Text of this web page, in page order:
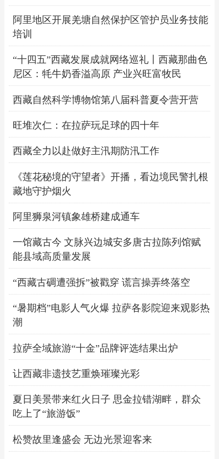
阿里地区开展羌塘自然保护区管护员业务技能
培训
“十四五”西藏发展成就网络巡礼丨西藏那曲色
尼区：牦牛奶香溢高原 产业兴旺富牧民
西藏自然科学博物馆第八届科普夏令营开营
旺堆次仁：在拉萨玩足球的四十年
西藏全力以赴做好主汛期防汛工作
《莲花秘境的守望者》开播，看边境民警扎根
藏地守护烟火
阿里狮泉河镇象雄桥建成通车
一馆藏古今 文脉兴边城安多唐古拉陈列馆赋
能县域高质量发展
“西藏古碉遭强拆”被戳穿 谎言操弄终落空
“暑期档”电影人气火爆 拉萨各影院迎来观影热
潮
拉萨全域旅游“十金”品牌评选结果出炉
让西藏非遗技艺重焕璀璨光彩
夏日美景带来红火日子 思金拉错湖畔，群众
吃上了“旅游饭”
松赞故里逢盛会 无边光景迎客来